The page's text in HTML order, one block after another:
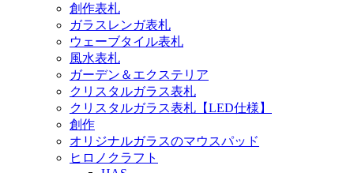
創作表札
ガラスレンガ表札
ウェーブタイル表札
風水表札
ガーデン＆エクステリア
クリスタルガラス表札
クリスタルガラス表札【LED仕様】
創作
オリジナルガラスのマウスパッド
ヒロノクラフト